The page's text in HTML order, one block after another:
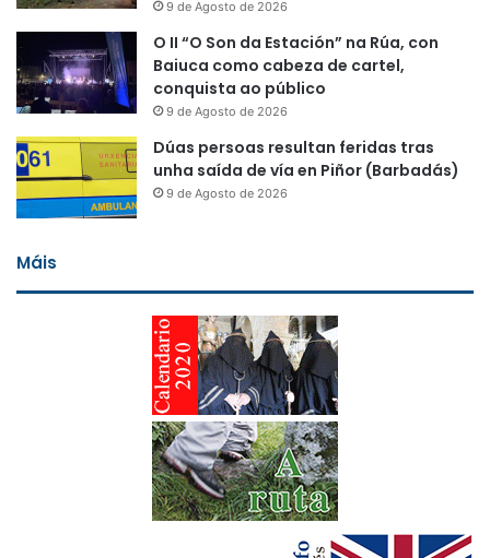
9 de Agosto de 2026
O II “O Son da Estación” na Rúa, con
Baiuca como cabeza de cartel,
conquista ao público
9 de Agosto de 2026
Dúas persoas resultan feridas tras
unha saída de vía en Piñor (Barbadás)
9 de Agosto de 2026
Máis